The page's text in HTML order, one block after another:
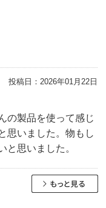
投稿日：2026年01月22日
の製品を使って感じ
思いました。物もし
と思いました。